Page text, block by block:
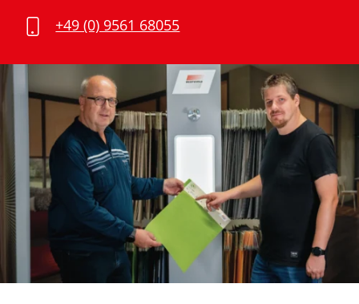
+49 (0) 9561 68055